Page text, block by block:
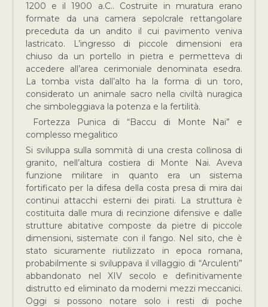
1200 e il 1900 a.C.. Costruite in muratura erano
formate da una camera sepolcrale rettangolare
preceduta da un andito il cui pavimento veniva
lastricato. L’ingresso di piccole dimensioni era
chiuso da un portello in pietra e permetteva di
accedere all’area cerimoniale denominata esedra.
La tomba vista dall’alto ha la forma di un toro,
considerato un animale sacro nella civiltà nuragica
che simboleggiava la potenza e la fertilità.
Fortezza Punica di “Baccu di Monte Nai” e
complesso megalitico
Si sviluppa sulla sommità di una cresta collinosa di
granito, nell’altura costiera di Monte Nai. Aveva
funzione militare in quanto era un sistema
fortificato per la difesa della costa presa di mira dai
continui attacchi esterni dei pirati. La struttura è
costituita dalle mura di recinzione difensive e dalle
strutture abitative composte da pietre di piccole
dimensioni, sistemate con il fango. Nel sito, che è
stato sicuramente riutilizzato in epoca romana,
probabilmente si sviluppava il villaggio di “Arculenti”
abbandonato nel XIV secolo e definitivamente
distrutto ed eliminato da moderni mezzi meccanici.
Oggi si possono notare solo i resti di poche